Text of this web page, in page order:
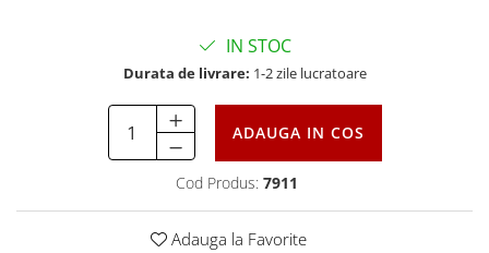
IN STOC
Durata de livrare: 1-2 zile lucratoare
ADAUGA IN COS
Cod Produs: 7911
Adauga la Favorite